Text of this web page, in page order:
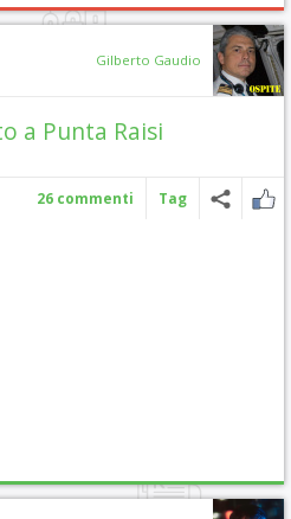
Gilberto Gaudio
a Punta Raisi
26 commenti Tag